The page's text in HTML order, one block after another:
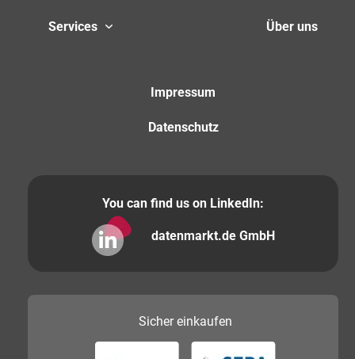
Services Über uns
Impressum
Datenschutz
You can find us on LinkedIn:
datenmarkt.de GmbH
Sichereinkaufen